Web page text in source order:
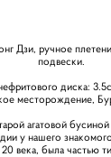
Дзи, ручное
подвески.
диска:
месторождение,
агатовой
у нашего
века, была частью